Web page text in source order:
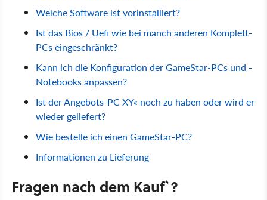
Welche Software ist vorinstalliert?
Ist das Bios / Uefi wie bei manch anderen Komplett-
PCs eingeschränkt?
Kann ich die Konfiguration der GameStar-PCs und -
Notebooks anpassen?
Ist der Angebots-PC XY« noch zu haben oder wird er
wieder geliefert?
Wie bestelle ich einen GameStar-PC?
Informationen zu Lieferung
Fragen nach dem Kauf`?